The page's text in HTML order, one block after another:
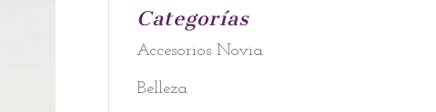
Categorías
Accesorios Novia
Belleza